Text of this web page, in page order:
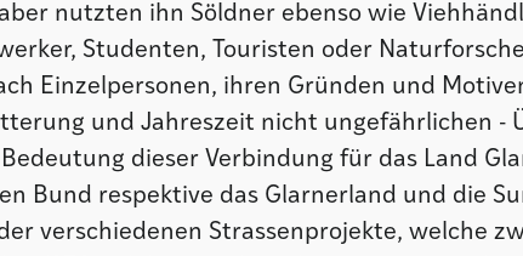
nutzten ihn Söldner ebenso wie
Studenten, Touristen oder
Einzelpersonen, ihren Gründen und
und Jahreszeit nicht ungefährlichen -
dieser Verbindung für das Land
Bund respektive das Glarnerland und die
verschiedenen Strassenprojekte, welche